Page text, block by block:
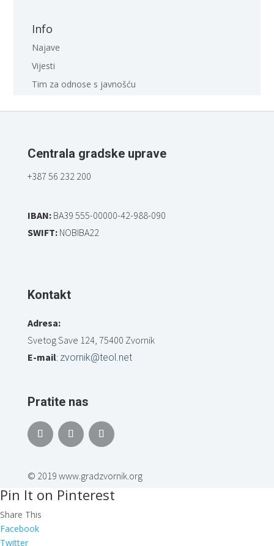
Info
Najave
Vijesti
Tim za odnose s javnošću
Centrala gradske uprave
+387 56 232 200
IBAN:BA39 555-00000-42-988-090
SWIFT:NOBIBA22
Kontakt
Adresa:
Svetog Save 124, 75400 Zvornik
E-mail: zvornik@teol.net
Pratite nas
© 2019 www.gradzvornik.org
Pin It on Pinterest
Share This
Facebook
Twitter